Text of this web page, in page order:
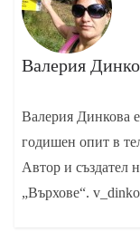
Валерия
Валерия Динкова
годишен опит в
Автор и създател
„Върхове“.